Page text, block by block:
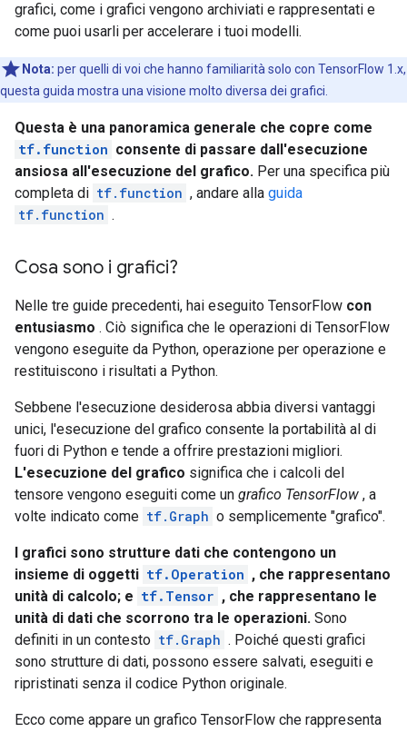
grafici, come i grafici vengono archiviati e rappresentati e
come puoi usarli per accelerare i tuoi modelli.
Nota: per quelli di voi che hanno familiarità solo con TensorFlow 1.x,
questa guida mostra una visione molto diversa dei grafici.
Questa è una panoramica generale che copre come
tf.function consente di passare dall'esecuzione
ansiosa all'esecuzione del grafico. Per una specifica più
completa di tf.function , andare alla guida
tf.function .
Cosa sono i grafici?
Nelle tre guide precedenti, hai eseguito TensorFlow con
entusiasmo . Ciò significa che le operazioni di TensorFlow
vengono eseguite da Python, operazione per operazione e
restituiscono i risultati a Python.
Sebbene l'esecuzione desiderosa abbia diversi vantaggi
unici, l'esecuzione del grafico consente la portabilità al di
fuori di Python e tende a offrire prestazioni migliori.
L'esecuzione del grafico significa che i calcoli del
tensore vengono eseguiti come un grafico TensorFlow , a
volte indicato come tf.Graph o semplicemente "grafico".
I grafici sono strutture dati che contengono un
insieme di oggetti tf.Operation , che rappresentano
unità di calcolo; e tf.Tensor , che rappresentano le
unità di dati che scorrono tra le operazioni. Sono
definiti in un contesto tf.Graph . Poiché questi grafici
sono strutture di dati, possono essere salvati, eseguiti e
ripristinati senza il codice Python originale.
Ecco come appare un grafico TensorFlow che rappresenta